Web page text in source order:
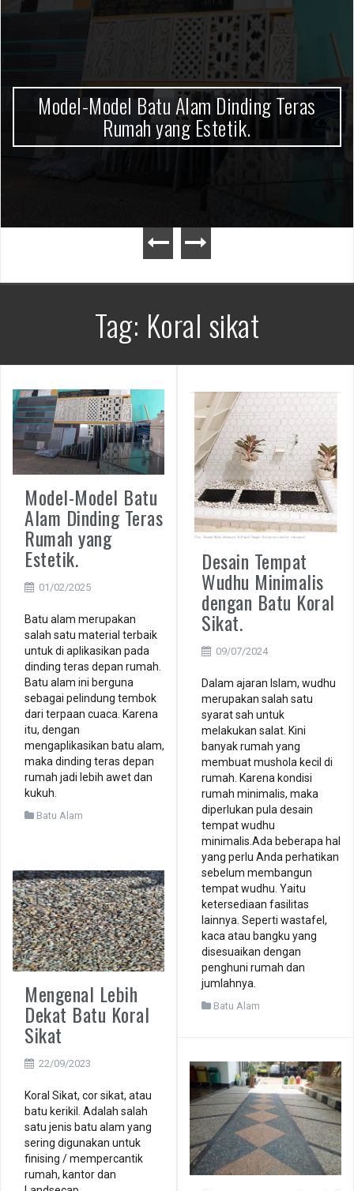
Prasasti Peresmian, Plakat dan Batu Nisan.
Prasasti Peresmian, Plakat dan Batu
Nisan.
Tag: Koral sikat
Model-Model Batu
Alam Dinding Teras
Rumah yang
Estetik.
01/02/2025
Batu alam merupakan
salah satu material terbaik
untuk di aplikasikan pada
dinding teras depan rumah.
Batu alam ini berguna
sebagai pelindung tembok
dari terpaan cuaca. Karena
itu, dengan
mengaplikasikan batu alam,
maka dinding teras depan
rumah jadi lebih awet dan
kukuh.
Batu Alam
Desain Tempat
Wudhu Minimalis
dengan Batu Koral
Sikat.
09/07/2024
Dalam ajaran Islam, wudhu
merupakan salah satu
syarat sah untuk
melakukan salat. Kini
banyak rumah yang
membuat mushola kecil di
rumah. Karena kondisi
rumah minimalis, maka
diperlukan pula desain
tempat wudhu
minimalis.Ada beberapa hal
yang perlu Anda perhatikan
sebelum membangun
tempat wudhu. Yaitu
ketersediaan fasilitas
lainnya. Seperti wastafel,
kaca atau bangku yang
disesuaikan dengan
penghuni rumah dan
jumlahnya.
Batu Alam
Mengenal Lebih
Dekat Batu Koral
Sikat
22/09/2023
Koral Sikat, cor sikat, atau
batu kerikil. Adalah salah
satu jenis batu alam yang
sering digunakan untuk
finising / mempercantik
rumah, kantor dan